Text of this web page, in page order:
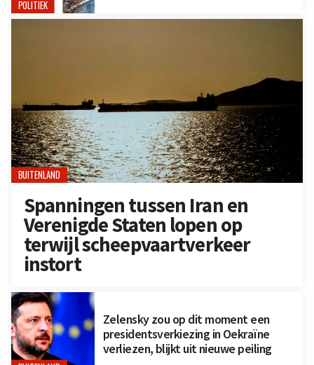
POLITIEK
BUITENLAND
Spanningen tussen Iran en
Verenigde Staten lopen op
terwijl scheepvaartverkeer
instort
Zelensky zou op dit moment een
presidentsverkiezing in Oekraïne
verliezen, blijkt uit nieuwe peiling